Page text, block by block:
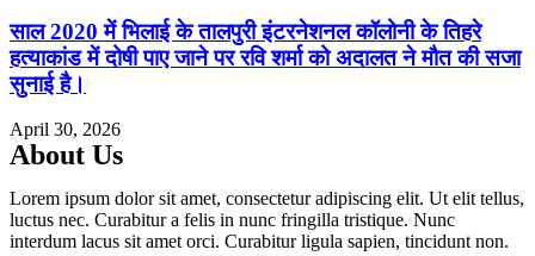
साल 2020 में भिलाई के तालपुरी इंटरनेशनल कॉलोनी के तिहरे
हत्याकांड में दोषी पाए जाने पर रवि शर्मा को अदालत ने मौत की सजा
सुनाई है।
April 30, 2026
About Us
Lorem ipsum dolor sit amet, consectetur adipiscing elit. Ut elit tellus,
luctus nec. Curabitur a felis in nunc fringilla tristique. Nunc
interdum lacus sit amet orci. Curabitur ligula sapien, tincidunt non.